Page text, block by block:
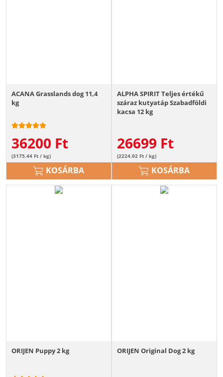
ACANA Grasslands dog 11,4
kg
36200 Ft
(3175.44 Ft / kg)
KOSÁRBA
ALPHA SPIRIT Teljes értékű
száraz kutyatáp Szabadföldi
kacsa 12 kg
26699 Ft
(2224.92 Ft / kg)
KOSÁRBA
ORIJEN Puppy 2 kg ORIJEN Original Dog 2 kg